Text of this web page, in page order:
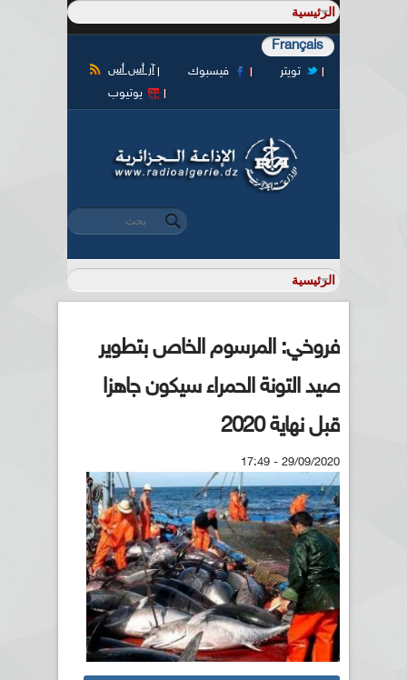
Français
آر أس أس فيسبوك
تويتر
يوتيوب
استمارة البحث
‏بحث ‏
فروخي: المرسوم الخاص بتطوير
صيد التونة الحمراء سيكون جاهزا
قبل نهاية 2020
29/09/2020 - 17:49